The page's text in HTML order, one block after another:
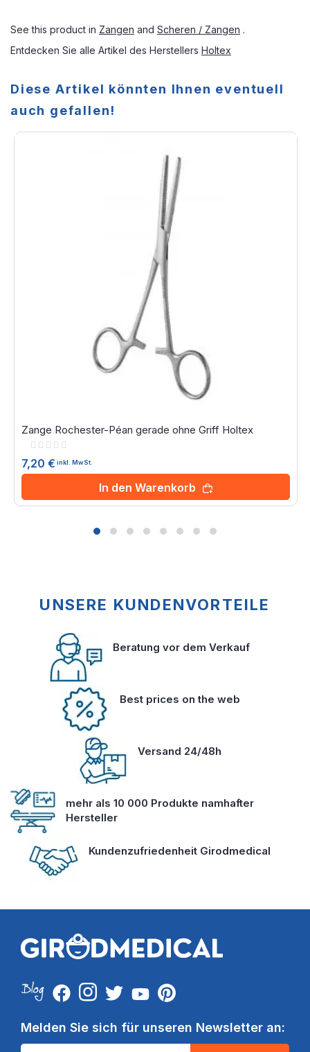
See this product in Zangen and Scheren / Zangen .
Entdecken Sie alle Artikel des Herstellers Holtex
Diese Artikel könnten Ihnen eventuell
auch gefallen!
Zange Rochester-Péan gerade ohne Griff Holtex
Rating:
7,20 € inkl. MwSt.
In den Warenkorb
UNSERE KUNDENVORTEILE
Beratung vor dem Verkauf
Best prices on the web
Versand 24/48h
mehr als 10 000 Produkte namhafter
Hersteller
Kundenzufriedenheit Girodmedical
Melden Sie sich für unseren Newsletter an: